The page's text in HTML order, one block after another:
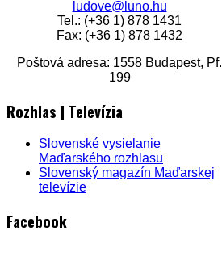
ludove@luno.hu
Tel.: (+36 1) 878 1431
Fax: (+36 1) 878 1432
Poštová adresa: 1558 Budapest, Pf.
199
Rozhlas | Televízia
Slovenské vysielanie
Maďarského rozhlasu
Slovenský magazín Maďarskej
televízie
Facebook